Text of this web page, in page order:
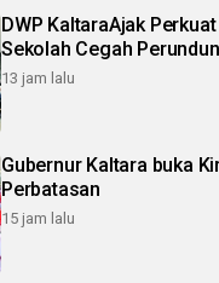
DWP KaltaraAjak
Sekolah Cegah
13 jam lalu
Gubernur Kaltara buka
Perbatasan
15 jam lalu